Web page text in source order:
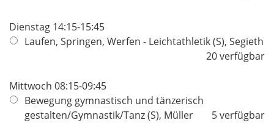
Dienstag 14:15-15:45
Laufen, Springen, Werfen - Leichtathletik (S), Segieth
20 verfügbar
Mittwoch 08:15-09:45
Bewegung gymnastisch und tänzerisch
gestalten/Gymnastik/Tanz (S), Müller
5 verfügbar